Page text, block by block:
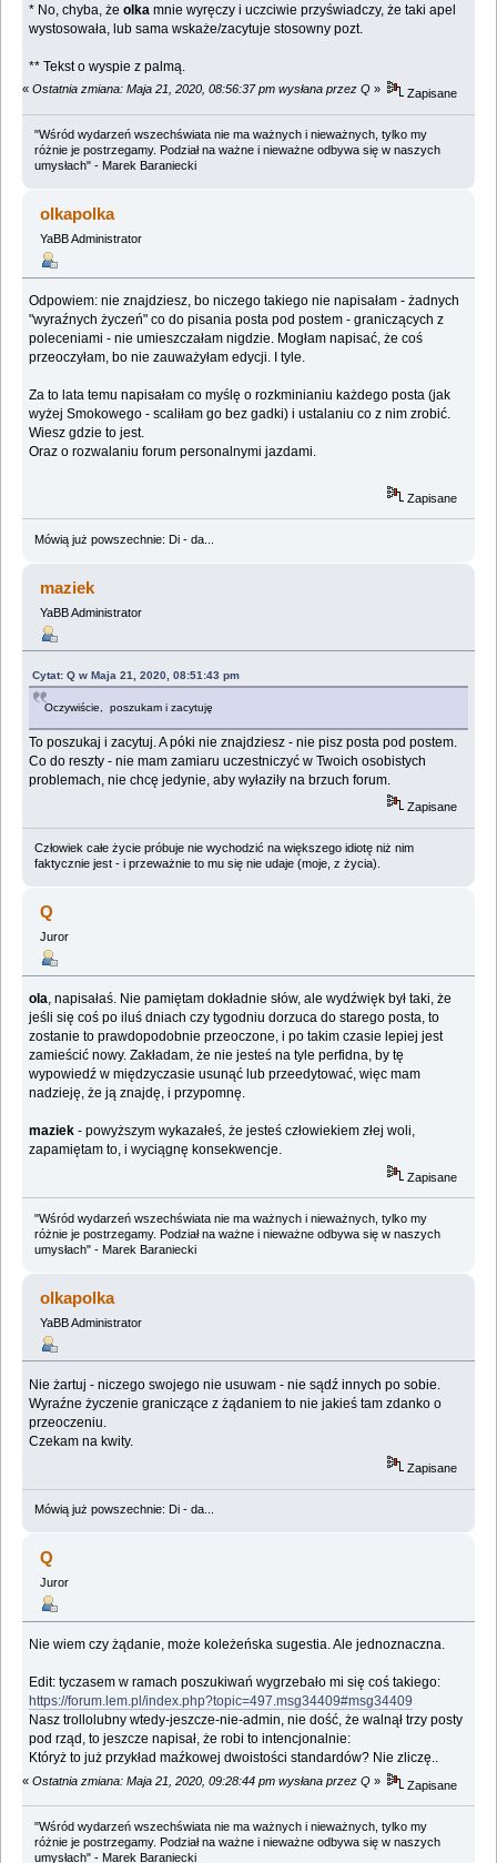
* No, chyba, żeolka mnie wyręczy i uczciwie przyświadczy, że taki apel
wystosowała, lub sama wskaże/zacytuje stosowny pozt.
** Tekst o wyspie z palmą.
« Ostatnia zmiana: Maja 21, 2020, 08:56:37 pm wysłana przez Q » Zapisane
"Wśród wydarzeń wszechświata nie ma ważnych i nieważnych, tylko my
różnie je postrzegamy. Podział na ważne i nieważne odbywa się w naszych
umysłach" - Marek Baraniecki
olkapolka
YaBB Administrator
Odpowiem: nie znajdziesz, bo niczego takiego nie napisałam - żadnych
"wyraźnych życzeń" co do pisania posta pod postem - graniczących z
poleceniami - nie umieszczałam nigdzie. Mogłam napisać, że coś
przeoczyłam, bo nie zauważyłam edycji. I tyle.
Za to lata temu napisałam co myślę o rozkminianiu każdego posta (jak
wyżej Smokowego - scaliłam go bez gadki) i ustalaniu co z nim zrobić.
Wiesz gdzie to jest.
Oraz o rozwalaniu forum personalnymi jazdami.
Zapisane
Mówią już powszechnie: Di - da...
maziek
YaBB Administrator
Cytat: Q w Maja 21, 2020, 08:51:43 pm
Oczywiście, poszukam i zacytuję
To poszukaj i zacytuj. A póki nie znajdziesz - nie pisz posta pod postem.
Co do reszty - nie mam zamiaru uczestniczyć w Twoich osobistych
problemach, nie chcę jedynie, aby wyłaziły na brzuch forum.
Zapisane
Człowiek całe życie próbuje nie wychodzić na większego idiotę niż nim
faktycznie jest - i przeważnie to mu się nie udaje (moje, z życia).
Q
Juror
ola, napisałaś. Nie pamiętam dokładnie słów, ale wydźwięk był taki, że
jeśli się coś po iluś dniach czy tygodniu dorzuca do starego posta, to
zostanie to prawdopodobnie przeoczone, i po takim czasie lepiej jest
zamieścić nowy. Zakładam, że nie jesteś na tyle perfidna, by tę
wypowiedź w międzyczasie usunąć lub przeedytować, więc mam
nadzieję, że ją znajdę, i przypomnę.
maziek - powyższym wykazałeś, że jesteś człowiekiem złej woli,
zapamiętam to, i wyciągnę konsekwencje.
Zapisane
"Wśród wydarzeń wszechświata nie ma ważnych i nieważnych, tylko my
różnie je postrzegamy. Podział na ważne i nieważne odbywa się w naszych
umysłach" - Marek Baraniecki
olkapolka
YaBB Administrator
Nie żartuj - niczego swojego nie usuwam - nie sądź innych po sobie.
Wyraźne życzenie graniczące z żądaniem to nie jakieś tam zdanko o
przeoczeniu.
Czekam na kwity.
Zapisane
Mówią już powszechnie: Di - da...
Q
Juror
Nie wiem czy żądanie, może koleżeńska sugestia. Ale jednoznaczna.
Edit: tyczasem w ramach poszukiwań wygrzebało mi się coś takiego:
https://forum.lem.pl/index.php?topic=497.msg34409#msg34409
Nasz trollolubny wtedy-jeszcze-nie-admin, nie dość, że walnął trzy posty
pod rząd, to jeszcze napisał, że robi to intencjonalnie:
Któryż to już przykład maźkowej dwoistości standardów? Nie zliczę..
« Ostatnia zmiana: Maja 21, 2020, 09:28:44 pm wysłana przez Q » Zapisane
"Wśród wydarzeń wszechświata nie ma ważnych i nieważnych, tylko my
różnie je postrzegamy. Podział na ważne i nieważne odbywa się w naszych
umysłach" - Marek Baraniecki